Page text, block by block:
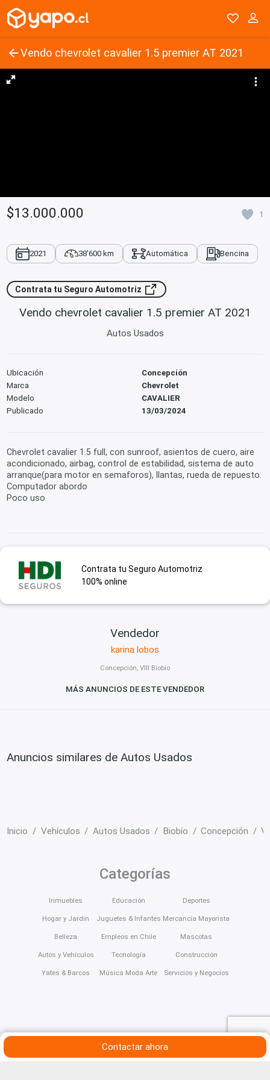
Vendo chevrolet cavalier 1.5 premier AT 2021
$13.000.000 1
2021 38'600 km Automática Bencina
Contrata tu Seguro Automotriz
Vendo chevrolet cavalier 1.5 premier AT 2021
Autos Usados
Ubicación
Concepción
Marca
Chevrolet
Modelo
CAVALIER
Publicado
13/03/2024
Chevrolet cavalier 1.5 full, con sunroof, asientos de cuero, aire
acondicionado, airbag, control de estabilidad, sistema de auto
arranque(para motor en semaforos), llantas, rueda de repuesto.
Computador abordo
Poco uso
Contrata tu Seguro Automotriz
100% online
Vendedor
karina lobos
Concepción, VIII Biobío
MÁS ANUNCIOS DE ESTE VENDEDOR
Anuncios similares de Autos Usados
Inicio Vehículos Autos Usados Biobío Concepción
Contactar ahora
Categorías
Inmuebles
Hogar y Jardín
Belleza
Autos y Vehículos
Yates & Barcos
Educación
Juguetes & Infantes
Empleos en Chile
Tecnología
Música Moda Arte
Deportes
Mercancía Mayorista
Mascotas
Construcción
Servicios y Negocios